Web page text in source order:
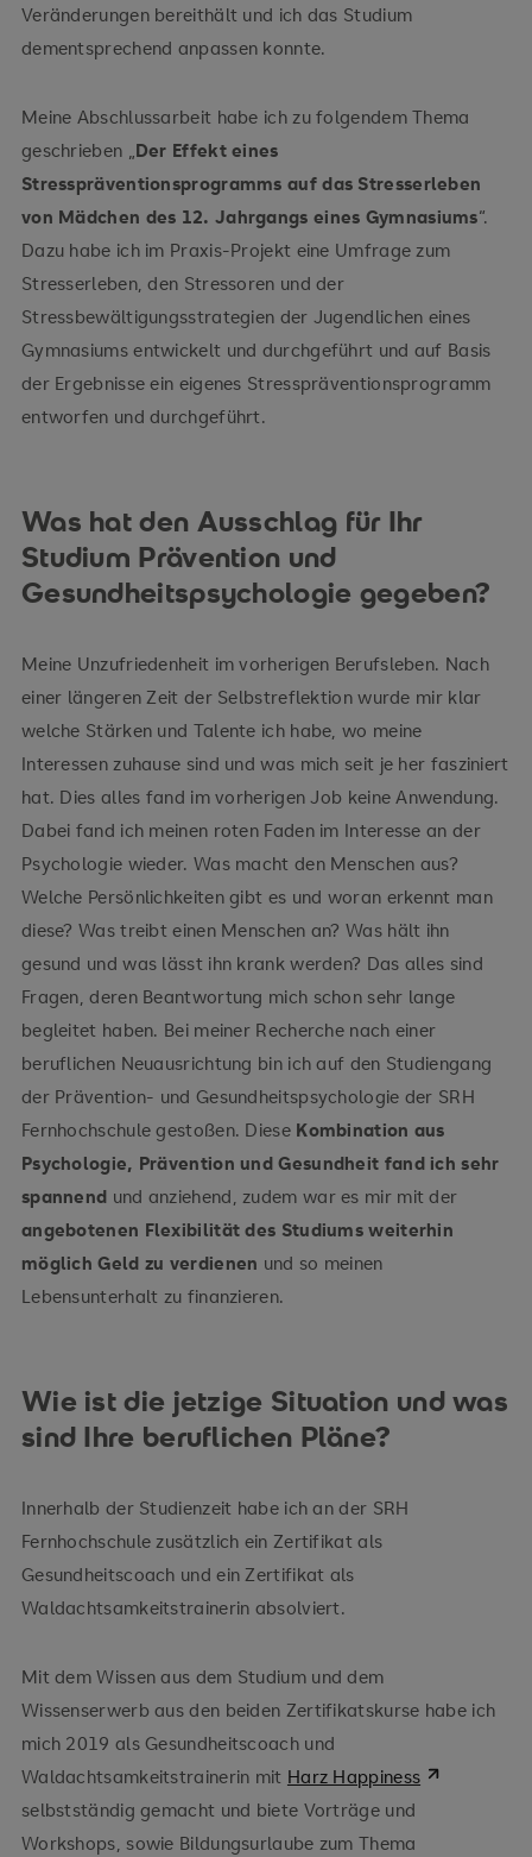
Veränderungen bereithält und ich das Studium
dementsprechend anpassen konnte.
Meine Abschlussarbeit habe ich zu folgendem Thema
geschrieben „ Der Effekt eines
Stresspräventionsprogramms auf das Stresserleben
von Mädchen des 12. Jahrgangs eines Gymnasiums“.
Dazu habe ich im Praxis-Projekt eine Umfrage zum
Stresserleben, den Stressoren und der
Stressbewältigungsstrategien der Jugendlichen eines
Gymnasiums entwickelt und durchgeführt und auf Basis
der Ergebnisse ein eigenes Stresspräventionsprogramm
entworfen und durchgeführt.
Was hat den Ausschlag für Ihr
Studium Prävention und
Gesundheitspsychologie gegeben?
Meine Unzufriedenheit im vorherigen Berufsleben. Nach
einer längeren Zeit der Selbstreflektion wurde mir klar
welche Stärken und Talente ich habe, wo meine
Interessen zuhause sind und was mich seit je her fasziniert
hat. Dies alles fand im vorherigen Job keine Anwendung.
Dabei fand ich meinen roten Faden im Interesse an der
Psychologie wieder. Was macht den Menschen aus?
Welche Persönlichkeiten gibt es und woran erkennt man
diese? Was treibt einen Menschen an? Was hält ihn
gesund und was lässt ihn krank werden? Das alles sind
Fragen, deren Beantwortung mich schon sehr lange
begleitet haben. Bei meiner Recherche nach einer
beruflichen Neuausrichtung bin ich auf den Studiengang
der Prävention- und Gesundheitspsychologie der SRH
Fernhochschule gestoßen. Diese Kombination aus
Psychologie, Prävention und Gesundheit fand ich sehr
spannend und anziehend, zudem war es mir mit der
angebotenen Flexibilität des Studiums weiterhin
möglich Geld zu verdienen und so meinen
Lebensunterhalt zu finanzieren.
Wie ist die jetzige Situation und was
sind Ihre beruflichen Pläne?
Innerhalb der Studienzeit habe ich an der SRH
Fernhochschule zusätzlich ein Zertifikat als
Gesundheitscoach und ein Zertifikat als
Waldachtsamkeitstrainerin absolviert.
Mit dem Wissen aus dem Studium und dem
Wissenserwerb aus den beiden Zertifikatskurse habe ich
mich 2019 als Gesundheitscoach und
Waldachtsamkeitstrainerin mit Harz Happiness
selbstständig gemacht und biete Vorträge und
Workshops, sowie Bildungsurlaube zum Thema